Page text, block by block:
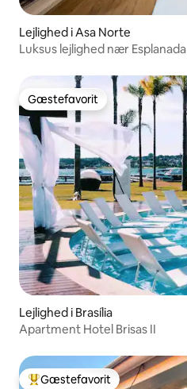
Lejlighed i Asa Norte
Luksus lejlighed nær
Gæstefavorit
Gæstefavorit
Lejlighed i Brasília
Apartment Hotel Brisas II
Bedste gæstefavorit
Gæstefavorit